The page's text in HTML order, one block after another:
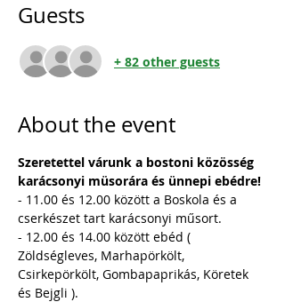
Guests
+ 82 other guests
About the event
Szeretettel várunk a bostoni közösség
karácsonyi müsorára és ünnepi ebédre!
- 11.00 és 12.00 között a Boskola és a
cserkészet tart karácsonyi műsort.
- 12.00 és 14.00 között ebéd (
Zöldségleves, Marhapörkölt,
Csirkepörkölt, Gombapaprikás, Köretek
és Bejgli ).